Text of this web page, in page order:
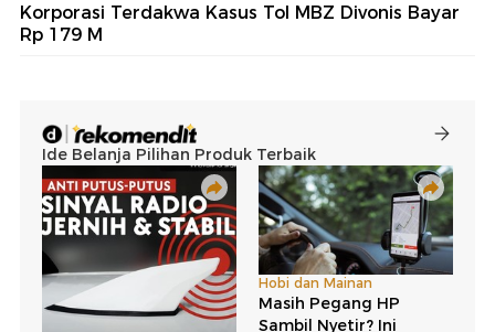
Korporasi Terdakwa Kasus Tol MBZ Divonis Bayar
Rp 179 M